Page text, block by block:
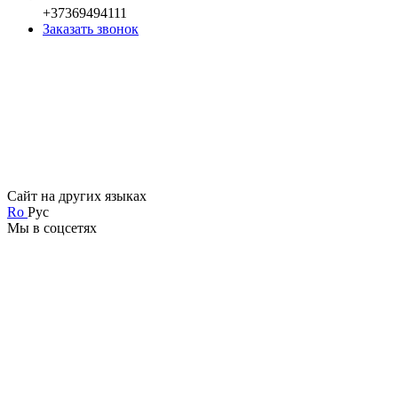
+37369494111
Заказать звонок
Сайт на других языках
Ro Рус
Мы в соцсетях